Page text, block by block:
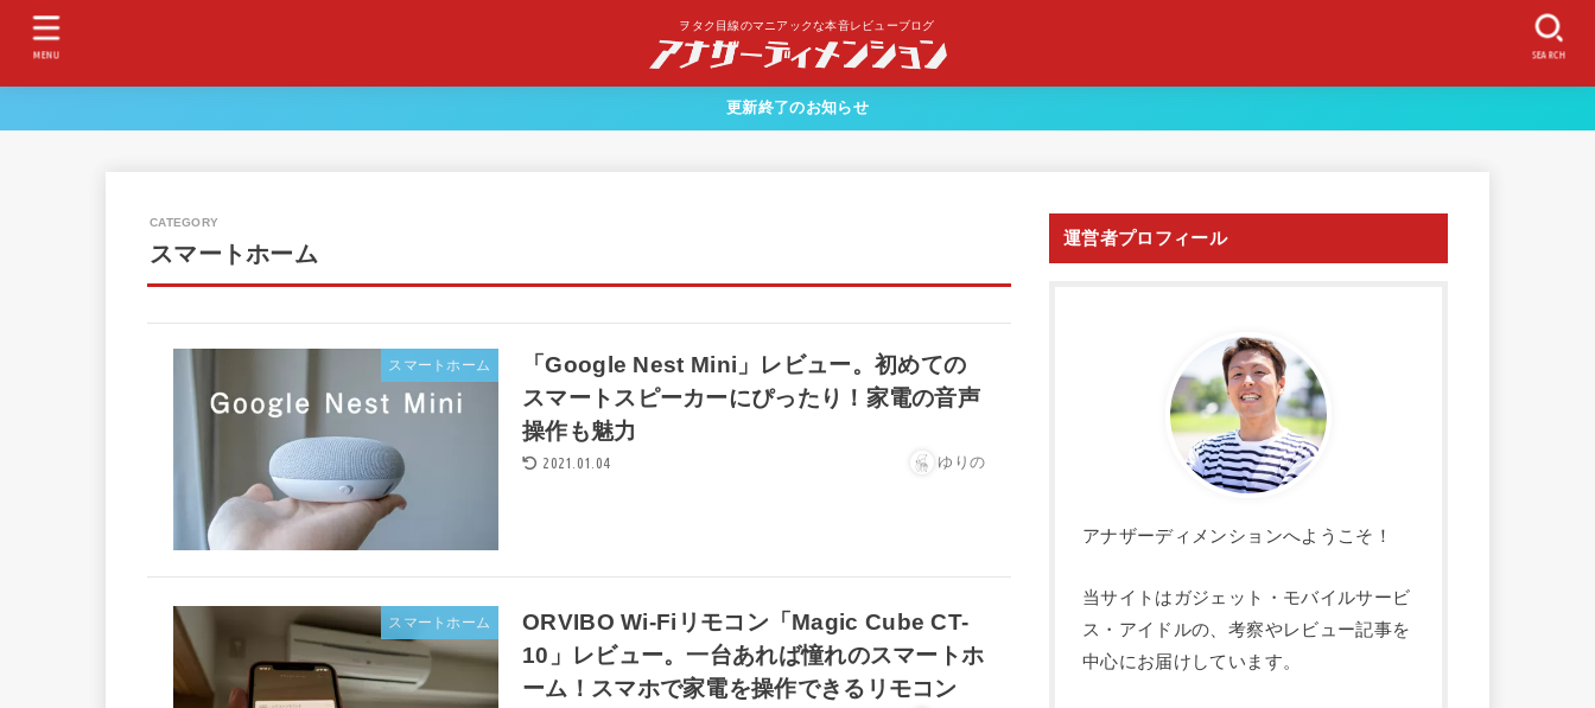
ヲタク目線のマニアックな本音レビューブログ
SEARCH
MENU
更新終了のお知らせ
スマートホーム
スマートホーム
「Google Nest Mini」レビュー。初めての
スマートスピーカーにぴったり！家電の音声
操作も魅力
2021.01.04 ゆりの
スマートホーム
ORVIBO Wi-Fiリモコン「Magic Cube CT-
10」レビュー。一台あれば憧れのスマートホ
ーム！スマホで家電を操作できるリモコン
運営者プロフィール
アナザーディメンションへようこそ！
当サイトはガジェット・モバイルサービ
ス・アイドルの、考察やレビュー記事を
中心にお届けしています。